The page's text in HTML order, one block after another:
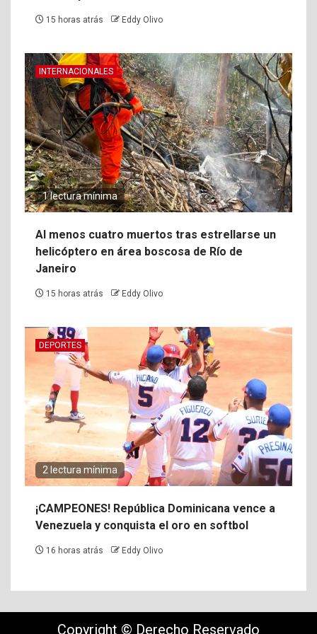
15 horas atrás Eddy Olivo
INTERNACIONALES
1 lectura mínima
Al menos cuatro muertos tras estrellarse un
helicóptero en área boscosa de Río de
Janeiro
15 horas atrás Eddy Olivo
DEPORTES
2 lectura mínima
¡CAMPEONES! República Dominicana vence a
Venezuela y conquista el oro en softbol
16 horas atrás Eddy Olivo
Copyright © Derecho Reservado